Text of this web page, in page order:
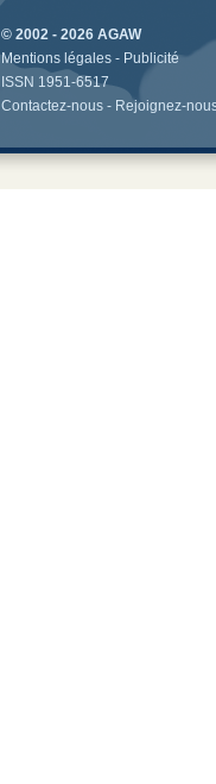
© 2002 - 2026 AGAW
Mentions légales - Publicité
ISSN 1951-6517
Contactez-nous - Rejoignez-